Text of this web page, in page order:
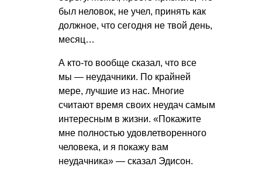
был неловок, не учел, принять как
должное, что сегодня не твой день,
месяц…
А кто-то вообще сказал, что все
мы — неудачники. По крайней
мере, лучшие из нас. Многие
считают время своих неудач самым
интересным в жизни. «Покажите
мне полностью удовлетворенного
человека, и я покажу вам
неудачника» — сказал Эдисон.